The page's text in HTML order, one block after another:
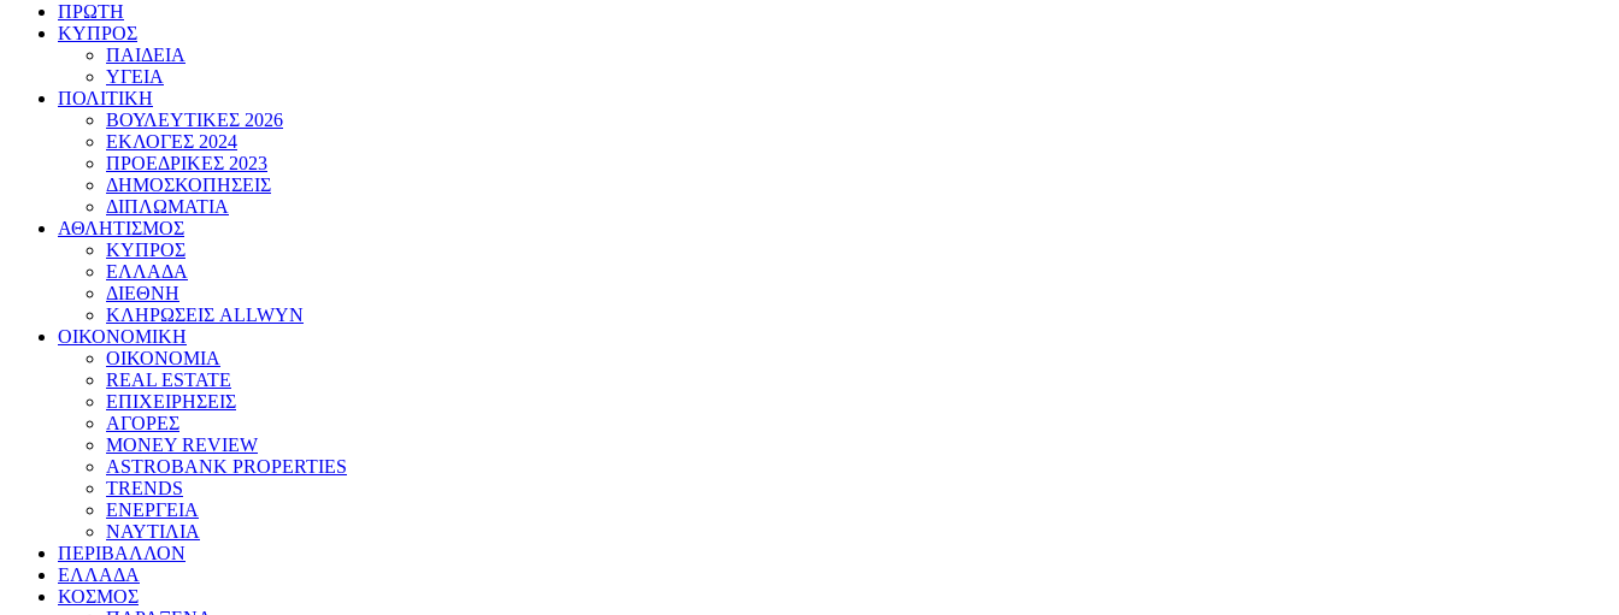
ΠΡΩΤΗ
ΚΥΠΡΟΣ
ΠΑΙΔΕΙΑ
ΥΓΕΙΑ
ΠΟΛΙΤΙΚΗ
ΒΟΥΛΕΥΤΙΚΕΣ 2026
ΕΚΛΟΓΕΣ 2024
ΠΡΟΕΔΡΙΚΕΣ 2023
ΔΗΜΟΣΚΟΠΗΣΕΙΣ
ΔΙΠΛΩΜΑΤΙΑ
ΑΘΛΗΤΙΣΜΟΣ
ΚΥΠΡΟΣ
ΕΛΛΑΔΑ
ΔΙΕΘΝΗ
ΚΛΗΡΩΣΕΙΣ ALLWYN
ΟΙΚΟΝΟΜΙΚΗ
ΟΙΚΟΝΟΜΙΑ
REAL ESTATE
ΕΠΙΧΕΙΡΗΣΕΙΣ
ΑΓΟΡΕΣ
MONEY REVIEW
ASTROBANK PROPERTIES
TRENDS
ΕΝΕΡΓΕΙΑ
ΝΑΥΤΙΛΙΑ
ΠΕΡΙΒΑΛΛΟΝ
ΕΛΛΑΔΑ
ΚΟΣΜΟΣ